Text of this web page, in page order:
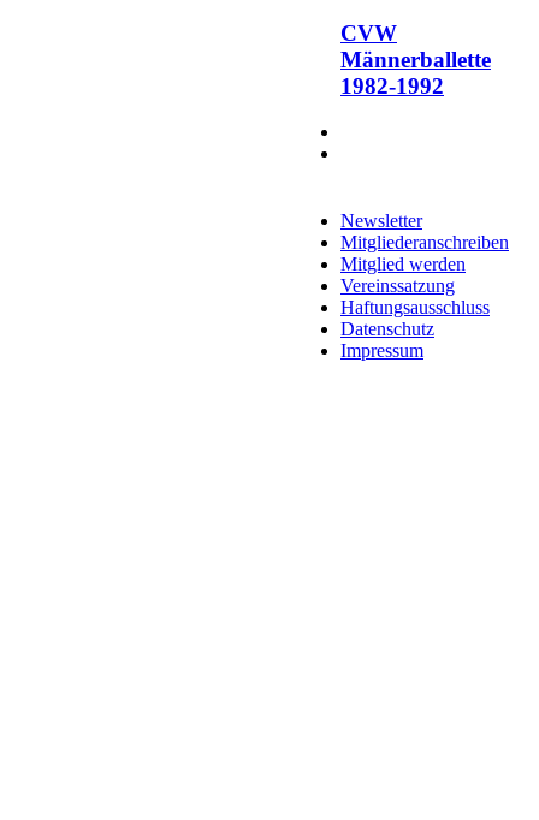
CVW
Männerballette
1982-1992
Newsletter
Mitgliederanschreiben
Mitglied werden
Vereinssatzung
Haftungsausschluss
Datenschutz
Impressum